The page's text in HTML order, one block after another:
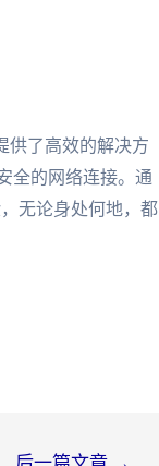
供了高效的解决方
全的网络连接。通
无论身处何地，都